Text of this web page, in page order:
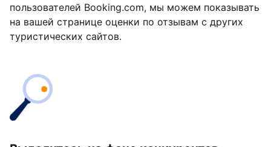
пользователей Booking.com, мы можем показывать
на вашей странице оценки по отзывам с других
туристических сайтов.